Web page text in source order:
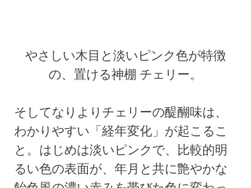
やさしい木目と淡いピンク色が特徴
の、置ける神棚 チェリー。
そしてなりよりチェリーの醍醐味は、
わかりやすい「経年変化」が起こるこ
と。はじめは淡いピンクで、比較的明
るい色の表面が、年月と共に艶やかな